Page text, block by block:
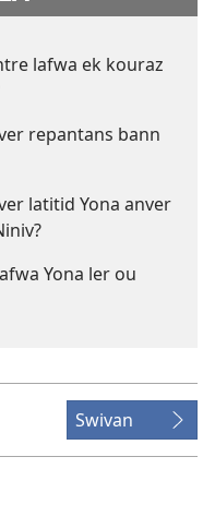
lafwa ek kouraz
repantans bann
latitid Yona anver
Yona ler ou
Swivan